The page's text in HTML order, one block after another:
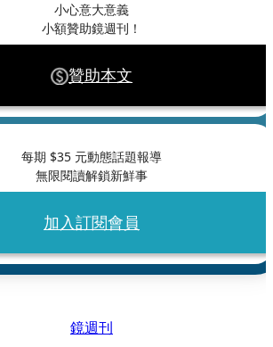
小心意大意義
小額贊助鏡週刊！
贊助本文
每期 $35 元動態話題報導
無限閱讀解鎖新鮮事
加入訂閱會員
鏡週刊